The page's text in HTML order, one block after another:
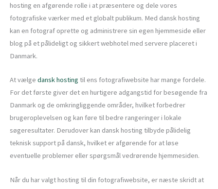
hosting en afgørende rolle i at præsentere og dele vores
fotografiske værker med et globalt publikum. Med dansk hosting
kan en fotograf oprette og administrere sin egen hjemmeside eller
blog på et pålideligt og sikkert webhotel med servere placeret i
Danmark.
At vælge dansk hosting til ens fotografiwebsite har mange fordele.
For det første giver det en hurtigere adgangstid for besøgende fra
Danmark og de omkringliggende områder, hvilket forbedrer
brugeroplevelsen og kan føre til bedre rangeringer i lokale
søgeresultater. Derudover kan dansk hosting tilbyde pålidelig
teknisk support på dansk, hvilket er afgørende for at løse
eventuelle problemer eller spørgsmål vedrørende hjemmesiden.
Når du har valgt hosting til din fotografiwebsite, er næste skridt at